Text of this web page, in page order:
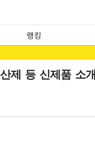
랭킹
제 등 신제품 소개